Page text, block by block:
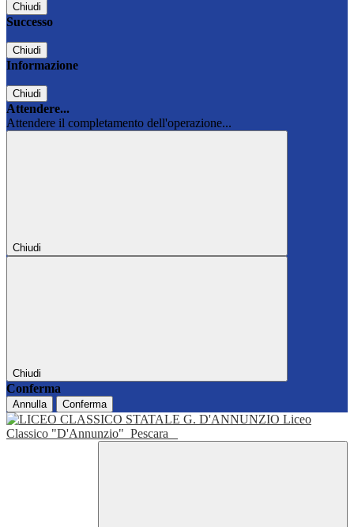
Chiudi
Successo
Chiudi
Informazione
Chiudi
Attendere...
Attendere il completamento dell'operazione...
Chiudi
Chiudi
Conferma
Annulla Conferma
Liceo
Classico "D'Annunzio" Pescara